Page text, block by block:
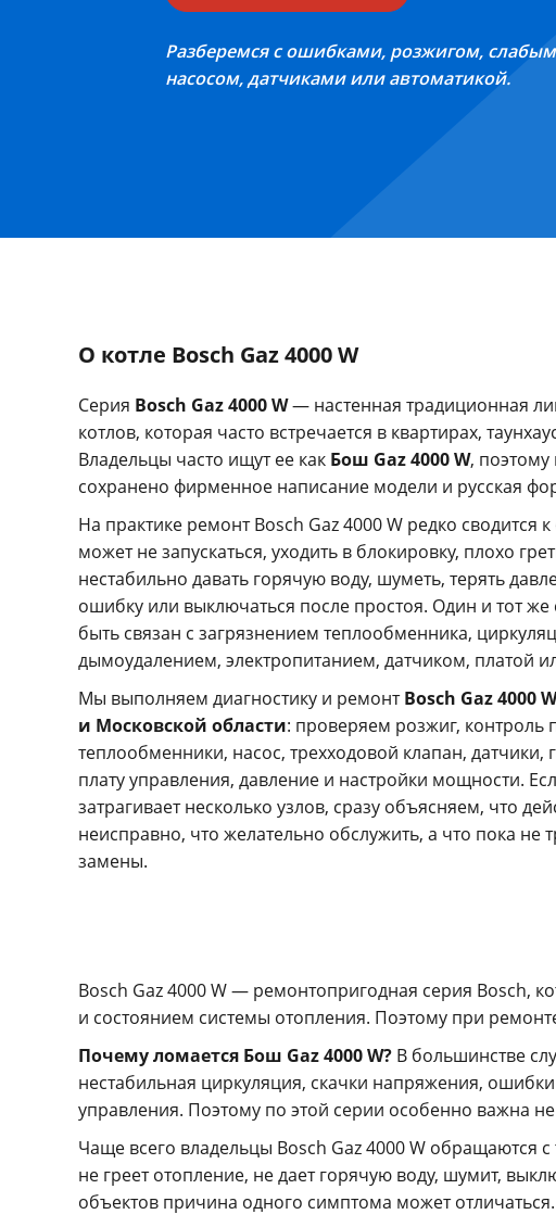
Разберемся с ошибками, розжигом,
насосом, датчиками или автоматикой.
О котле Bosch Gaz 4000 W
Серия Bosch Gaz 4000 W— настенная традиционная
котлов, которая часто встречается в квартирах,
Владельцы часто ищут ее как Бош Gaz 4000 W, поэтому
сохранено фирменное написание модели и русская
На практике ремонт Bosch Gaz 4000 W редко сводится
может не запускаться, уходить в блокировку, плохо
нестабильно давать горячую воду, шуметь, терять
ошибку или выключаться после простоя. Один и тот
быть связан с загрязнением теплообменника,
дымоудалением, электропитанием, датчиком, платой
Мы выполняем диагностику и ремонтBosch Gaz 4000
и Московской области: проверяем розжиг, контроль
теплообменники, насос, трехходовой клапан, датчики,
плату управления, давление и настройки мощности.
затрагивает несколько узлов, сразу объясняем, что
неисправно, что желательно обслужить, а что пока не
замены.
Bosch Gaz 4000 W — ремонтопригодная серия Bosch,
и состоянием системы отопления. Поэтому при
Почему ломается Бош Gaz 4000 W? В большинстве
нестабильная циркуляция, скачки напряжения,
управления. Поэтому по этой серии особенно важна
Чаще всего владельцы Bosch Gaz 4000 W обращаются
не греет отопление, не дает горячую воду, шумит,
объектов причина одного симптома может отличаться.